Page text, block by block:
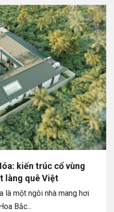
kiến trúc cổ vùng
làng quê Việt
là một ngôi nhà mang hơi
Bắc...